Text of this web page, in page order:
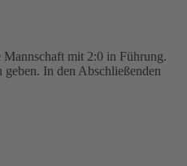
mit 2:0 in Führung.
In den Abschließenden